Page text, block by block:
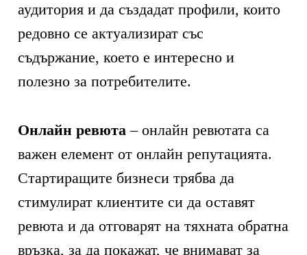
аудитория и да създадат профили, които
редовно се актуализират със
съдържание, което е интересно и
полезно за потребителите.
Онлайн ревюта – онлайн ревютата са
важен елемент от онлайн репутацията.
Стартиращите бизнеси трябва да
стимулират клиентите си да оставят
ревюта и да отговарят на тяхната обратна
връзка, за да покажат, че внимават за